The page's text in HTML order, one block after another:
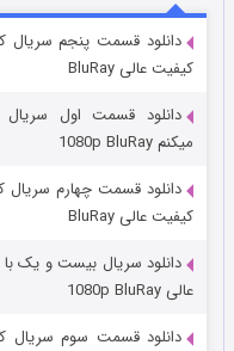
قسمت۵ (زیرنویس)
وستی ها
دانلود قسمت پنجم سریال
کیفیت عالی BluRay
دانلود قسمت اول سریال
میکنم 1080p BluRay
دانلود قسمت چهارم سریال
کیفیت عالی BluRay
دانلود سریال بیست و یک
عالی 1080p BluRay
دانلود قسمت سوم سریال